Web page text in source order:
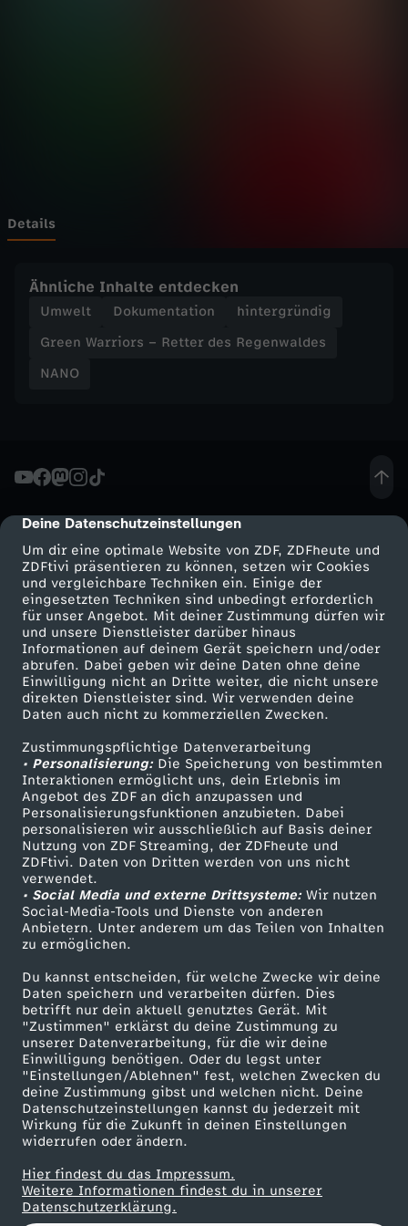
cmp-dialog-description
Deine Datenschutzeinstellungen
Um dir eine optimale Website von ZDF, ZDFheute und
ZDFtivi präsentieren zu können, setzen wir Cookies
und vergleichbare Techniken ein. Einige der
eingesetzten Techniken sind unbedingt erforderlich
für unser Angebot. Mit deiner Zustimmung dürfen wir
und unsere Dienstleister darüber hinaus
Informationen auf deinem Gerät speichern und/oder
abrufen. Dabei geben wir deine Daten ohne deine
Einwilligung nicht an Dritte weiter, die nicht unsere
direkten Dienstleister sind. Wir verwenden deine
Daten auch nicht zu kommerziellen Zwecken.
Zustimmungspflichtige Datenverarbeitung
• Personalisierung:Die Speicherung von bestimmten
Interaktionen ermöglicht uns, dein Erlebnis im
Angebot des ZDF an dich anzupassen und
Personalisierungsfunktionen anzubieten. Dabei
personalisieren wir ausschließlich auf Basis deiner
Nutzung von ZDF Streaming, der ZDFheute und
ZDFtivi. Daten von Dritten werden von uns nicht
verwendet.
• Social Media und externe Drittsysteme:Wir nutzen
Social-Media-Tools und Dienste von anderen
Anbietern. Unter anderem um das Teilen von Inhalten
zu ermöglichen.
Du kannst entscheiden, für welche Zwecke wir deine
Daten speichern und verarbeiten dürfen. Dies
betrifft nur dein aktuell genutztes Gerät. Mit
"Zustimmen" erklärst du deine Zustimmung zu
unserer Datenverarbeitung, für die wir deine
Einwilligung benötigen. Oder du legst unter
"Einstellungen/Ablehnen" fest, welchen Zwecken du
deine Zustimmung gibst und welchen nicht. Deine
Datenschutzeinstellungen kannst du jederzeit mit
Wirkung für die Zukunft in deinen Einstellungen
widerrufen oder ändern.
Hier findest du das Impressum.
Weitere Informationen findest du in unserer
Datenschutzerklärung.
s
R
e
e
r
d
e
s
R
e
g
e
n
w
a
l
d
e
s
-
Details
Ähnliche Inhalte entdecken
Umwelt Dokumentation
hintergründig
Green Warriors – Retter des Regenwaldes
NANO
Mehr ZDF
ZDF-Apps
Smart TV
ZDFtext
Livestreams
Sendungen A-Z
TV-Programm
Service
ZDFmitreden
Kontakt zum ZDF
Tickets
Zuschauerservice
Hilfe
ZDF Unternehmen
Karriere
ZDF goes Schule
Werbefernsehen
Mainzelmännchen
Partner